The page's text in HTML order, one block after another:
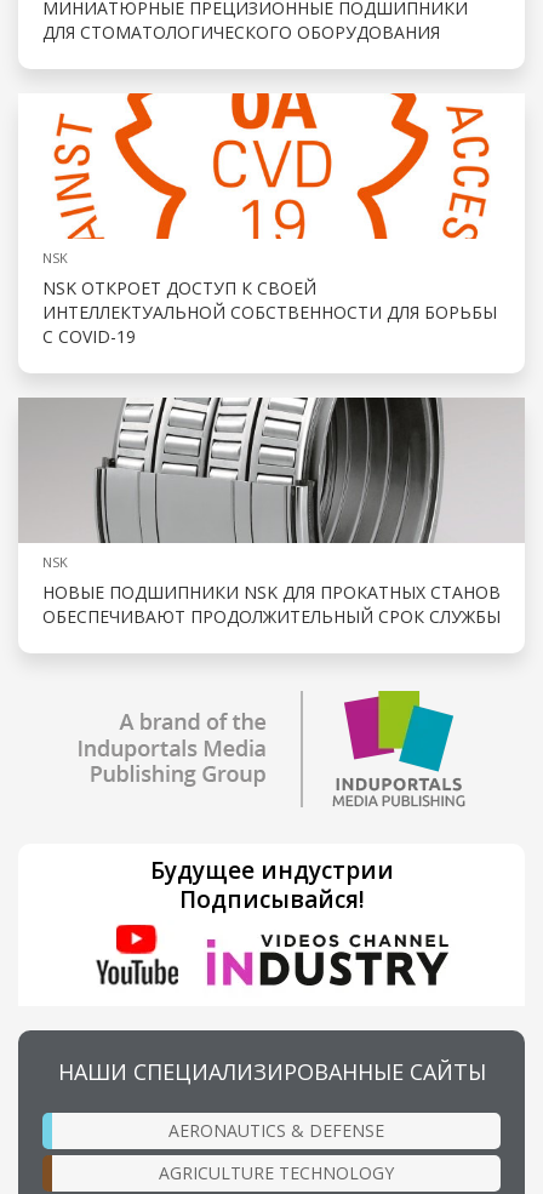
МИНИАТЮРНЫЕ ПРЕЦИЗИОННЫЕ ПОДШИПНИКИ
ДЛЯ СТОМАТОЛОГИЧЕСКОГО ОБОРУДОВАНИЯ
NSK
NSK ОТКРОЕТ ДОСТУП К СВОЕЙ
ИНТЕЛЛЕКТУАЛЬНОЙ СОБСТВЕННОСТИ ДЛЯ БОРЬБЫ
С COVID-19
NSK
НОВЫЕ ПОДШИПНИКИ NSK ДЛЯ ПРОКАТНЫХ СТАНОВ
ОБЕСПЕЧИВАЮТ ПРОДОЛЖИТЕЛЬНЫЙ СРОК СЛУЖБЫ
Будущее индустрии
Подписывайся!
НАШИ СПЕЦИАЛИЗИРОВАННЫЕ САЙТЫ
AERONAUTICS & DEFENSE
AGRICULTURE TECHNOLOGY